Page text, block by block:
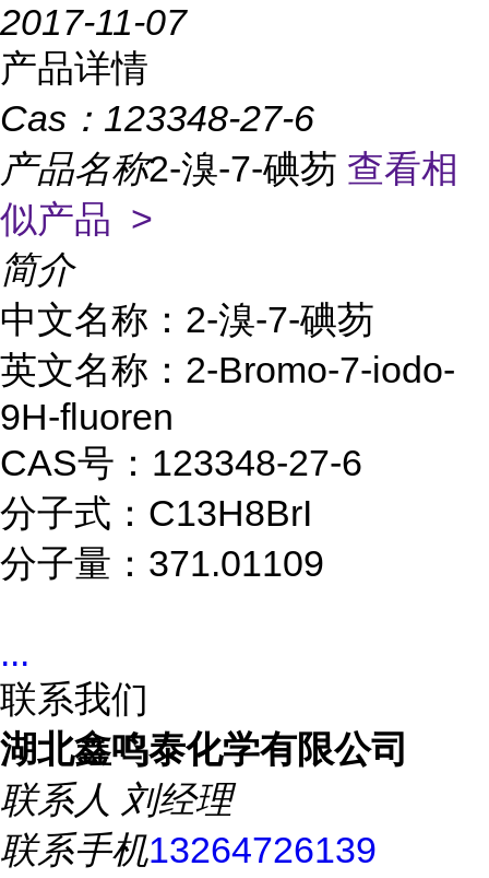
2017-11-07
产品详情
Cas： 123348-27-6
产品名称2-溴-7-碘芴 查看相
似产品 >
简介
中文名称：2-溴-7-碘芴
英文名称：2-Bromo-7-iodo-
9H-fluoren
CAS号：123348-27-6
分子式：C13H8BrI
分子量：371.01109
...
联系我们
湖北鑫鸣泰化学有限公司
联系人 刘经理
联系手机13264726139